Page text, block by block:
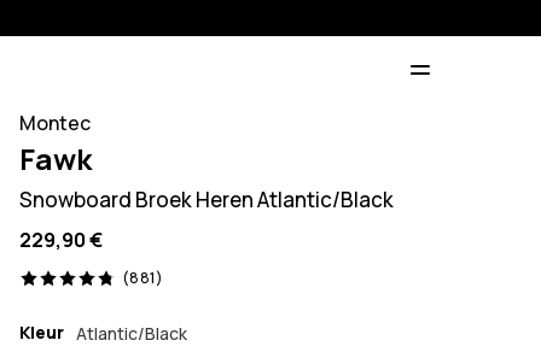
Montec
Fawk
Snowboard Broek Heren Atlantic/Black
229,90 €
(881)
881 beoordelingen, 4.8/5
Kleur Atlantic/Black